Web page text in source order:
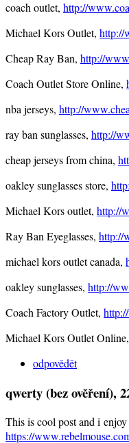
coach outlet, http://
Michael Kors Outlet, http://
Cheap Ray Ban, http://
Coach Outlet Store Online,
nba jerseys, http://
ray ban sunglasses, http://
cheap jerseys from china,
oakley sunglasses store,
Michael Kors outlet, http://
Ray Ban Eyeglasses, http://
michael kors outlet canada,
oakley sunglasses, http://
Coach Factory Outlet,
Michael Kors Outlet Online,
odpovědět
qwerty (bez ověření),
This is cool post and i
https://